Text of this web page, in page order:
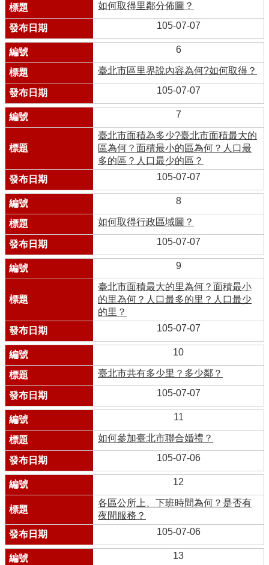
如何取得里鄰分佈圖？
105-07-07
6
臺北市區里界說內容為何?如何取得？
105-07-07
7
臺北市面積為多少?臺北市面積最大的
區為何？面積最小的區為何？人口最
多的區？人口最少的區？
105-07-07
8
如何取得行政區域圖？
105-07-07
9
臺北市面積最大的里為何？面積最小
的里為何？人口最多的里？人口最少
的里？
105-07-07
10
臺北市共有多少里？多少鄰？
105-07-07
11
如何參加臺北市聯合婚禮？
105-07-06
12
各區公所上、下班時間為何？是否有
夜間服務？
105-07-06
13